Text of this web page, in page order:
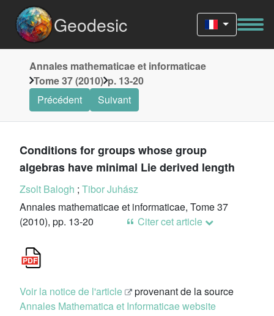
Geodesic
Annales mathematicae et informaticae
Tome 37 (2010) p. 13-20
Précédent
Suivant
Conditions for groups whose group
algebras have minimal Lie derived length
Zsolt Balogh ; Tibor Juhász
Annales mathematicae et informaticae, Tome 37
(2010), pp. 13-20
Citer cet article
Voir la notice de l'article
provenant de la source
Annales Mathematica et Informaticae website